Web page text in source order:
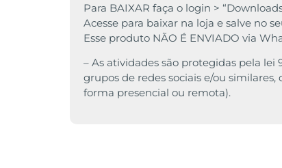
Para BAIXAR faça o login >
Acesse para baixar na loja e salve no
Esse produto NÃO É ENVIADO via
– As atividades são protegidas pela
grupos de redes sociais e/ou
forma presencial ou remota).